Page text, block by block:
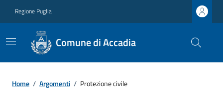
Regione Puglia
Comune di Accadia
Home / Argomenti / Protezione civile